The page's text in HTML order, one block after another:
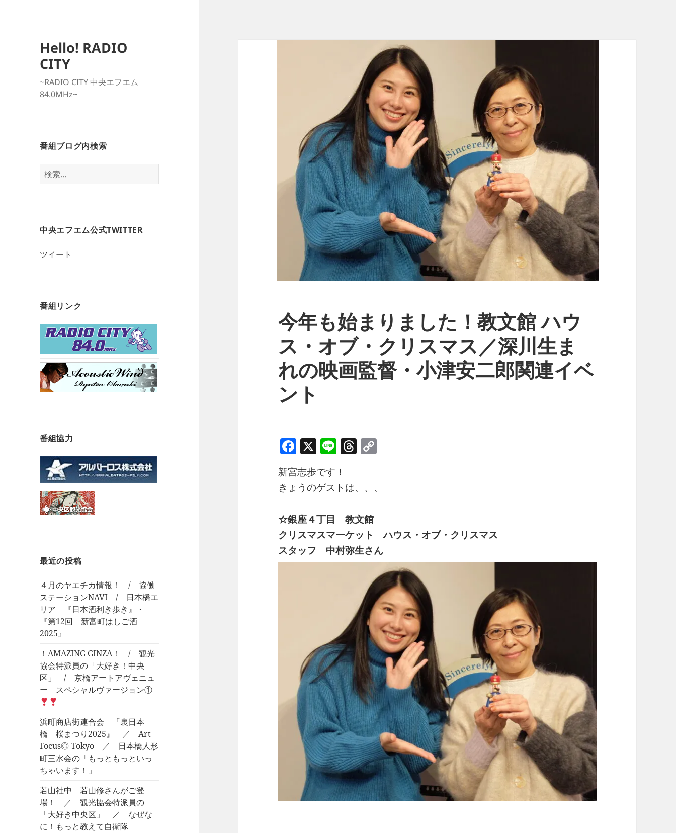
Hello! RADIO
CITY
~RADIO CITY 中央エフエム
84.0MHz~
番組ブログ内検索
検
索:
中央エフエム公式TWITTER
ツイート
番組リンク
番組協力
最近の投稿
４月のヤエチカ情報！ / 協働
ステーションNAVI / 日本橋エ
リア 『日本酒利き歩き』・
『第12回 新富町はしご酒
2025』
！AMAZING GINZA！ / 観光
協会特派員の「大好き！中央
区」 / 京橋アートアヴェニュ
ー スペシャルヴァージョン①
浜町商店街連合会 『裏日本
橋 桜まつり2025』 ／ Art
Focus◎ Tokyo ／ 日本橋人形
町三水会の「もっともっといっ
ちゃいます！」
若山社中 若山修さんがご登
場！ ／ 観光協会特派員の
「大好き中央区」 ／ なぜな
に！もっと教えて自衛隊
今年も始まりました！教文館 ハウ
ス・オブ・クリスマス／深川生ま
れの映画監督・小津安二郎関連イベ
ント
F
a
c
e
b
o
o
k
X Li
e
T
a
d
s n
k
新宮志歩です！
きょうのゲストは、、、
☆銀座４丁目 教文館
クリスマスマーケット ハウス・オブ・クリスマス
スタッフ 中村弥生さん